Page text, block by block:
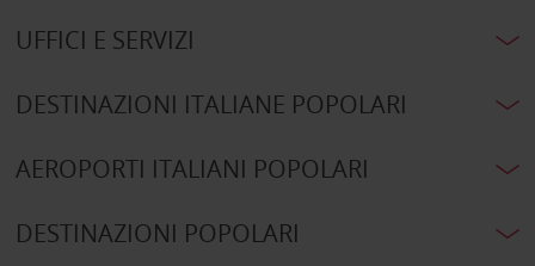
UFFICI E SERVIZI
DESTINAZIONI ITALIANE POPOLARI
AEROPORTI ITALIANI POPOLARI
DESTINAZIONI POPOLARI